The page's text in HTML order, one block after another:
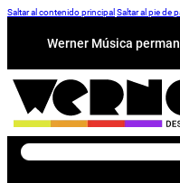
Saltar al contenido principal Saltar al pie de
Werner Música
Buscar